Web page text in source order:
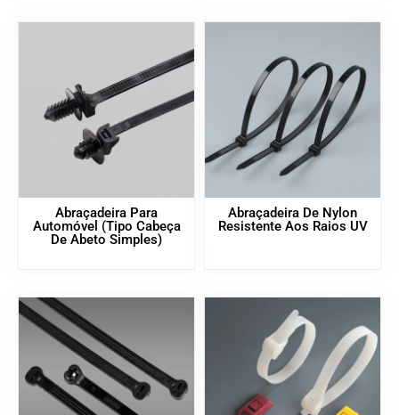
Abraçadeira Para
Automóvel (tipo Cabeça
De Abeto Simples)
Abraçadeira De Nylon
Resistente Aos Raios UV